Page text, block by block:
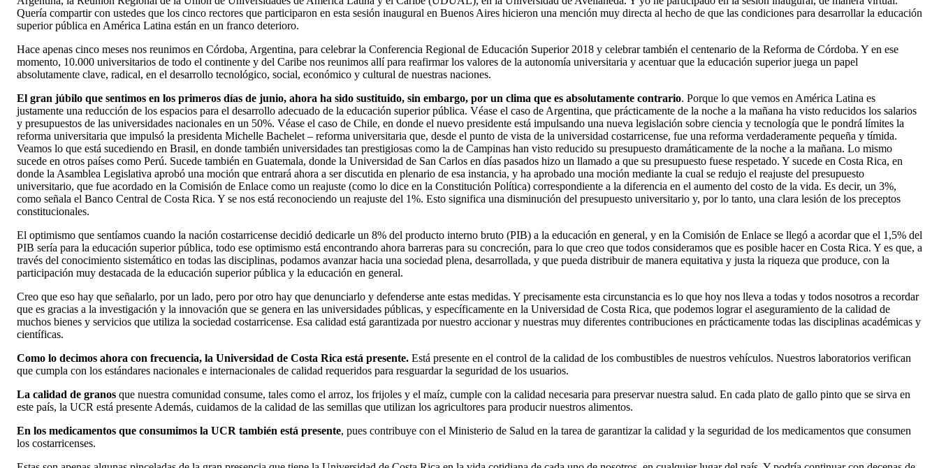
Quería compartir con ustedes que los cinco rectores que participaron en esta sesión inaugural en Buenos Aires hicieron una mención muy directa al hecho de que las condiciones para desarrollar la educación
superior pública en América Latina están en un franco deterioro.
Hace apenas cinco meses nos reunimos en Córdoba, Argentina, para celebrar la Conferencia Regional de Educación Superior 2018 y celebrar también el centenario de la Reforma de Córdoba. Y en ese
momento, 10.000 universitarios de todo el continente y del Caribe nos reunimos allí para reafirmar los valores de la autonomía universitaria y acentuar que la educación superior juega un papel
absolutamente clave, radical, en el desarrollo tecnológico, social, económico y cultural de nuestras naciones.
El gran júbilo que sentimos en los primeros días de junio, ahora ha sido sustituido, sin embargo, por un clima que es absolutamente contrario. Porque lo que vemos en América Latina es
justamente una reducción de los espacios para el desarrollo adecuado de la educación superior pública. Véase el caso de Argentina, que prácticamente de la noche a la mañana ha visto reducidos los salarios
y presupuestos de las universidades nacionales en un 50%. Véase el caso de Chile, en donde el nuevo presidente está impulsando una nueva legislación sobre ciencia y tecnología que le pondrá límites la
reforma universitaria que impulsó la presidenta Michelle Bachelet – reforma universitaria que, desde el punto de vista de la universidad costarricense, fue una reforma verdaderamente pequeña y tímida.
Veamos lo que está sucediendo en Brasil, en donde también universidades tan prestigiosas como la de Campinas han visto reducido su presupuesto dramáticamente de la noche a la mañana. Lo mismo
sucede en otros países como Perú. Sucede también en Guatemala, donde la Universidad de San Carlos en días pasados hizo un llamado a que su presupuesto fuese respetado. Y sucede en Costa Rica, en
donde la Asamblea Legislativa aprobó una moción que entrará ahora a ser discutida en plenario de esa instancia, y ha aprobado una moción mediante la cual se redujo el reajuste del presupuesto
universitario, que fue acordado en la Comisión de Enlace como un reajuste (como lo dice en la Constitución Política) correspondiente a la diferencia en el aumento del costo de la vida. Es decir, un 3%,
como señala el Banco Central de Costa Rica. Y se nos está reconociendo un reajuste del 1%. Esto significa una disminución del presupuesto universitario y, por lo tanto, una clara lesión de los preceptos
constitucionales.
El optimismo que sentíamos cuando la nación costarricense decidió dedicarle un 8% del producto interno bruto (PIB) a la educación en general, y en la Comisión de Enlace se llegó a acordar que el 1,5% del
PIB sería para la educación superior pública, todo ese optimismo está encontrando ahora barreras para su concreción, para lo que creo que todos consideramos que es posible hacer en Costa Rica. Y es que, a
través del conocimiento sistemático en todas las disciplinas, podamos avanzar hacia una sociedad plena, desarrollada, y que pueda distribuir de manera equitativa y justa la riqueza que produce, con la
participación muy destacada de la educación superior pública y la educación en general.
Creo que eso hay que señalarlo, por un lado, pero por otro hay que denunciarlo y defenderse ante estas medidas. Y precisamente esta circunstancia es lo que hoy nos lleva a todas y todos nosotros a recordar
que es gracias a la investigación y la innovación que se genera en las universidades públicas, y específicamente en la Universidad de Costa Rica, que podemos lograr el aseguramiento de la calidad de
muchos bienes y servicios que utiliza la sociedad costarricense. Esa calidad está garantizada por nuestro accionar y nuestras muy diferentes contribuciones en prácticamente todas las disciplinas académicas y
científicas.
Como lo decimos ahora con frecuencia, la Universidad de Costa Rica está presente. Está presente en el control de la calidad de los combustibles de nuestros vehículos. Nuestros laboratorios verifican
que cumpla con los estándares nacionales e internacionales de calidad requeridos para resguardar la seguridad de los usuarios.
La calidad de granos que nuestra comunidad consume, tales como el arroz, los frijoles y el maíz, cumple con la calidad necesaria para preservar nuestra salud. En cada plato de gallo pinto que se sirva en
este país, la UCR está presente Además, cuidamos de la calidad de las semillas que utilizan los agricultores para producir nuestros alimentos.
En los medicamentos que consumimos la UCR también está presente, pues contribuye con el Ministerio de Salud en la tarea de garantizar la calidad y la seguridad de los medicamentos que consumen
los costarricenses.